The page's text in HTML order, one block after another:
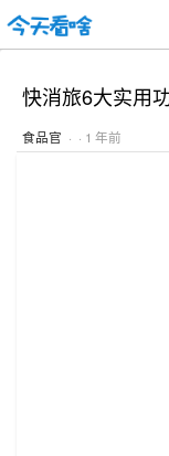
快消旅6大实用
食品官 · · 1 年前